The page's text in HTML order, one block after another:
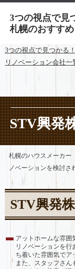
3つの視点で見
札幌のおすす
3つの視点で見つかる
リノベーション会社一
STV興発
札幌のハウスメーカー
ノベーションを検討さ
STV興発
アットホームな雰囲
リノベーションを
ち着いた雰囲気でア
また、スタッフさ